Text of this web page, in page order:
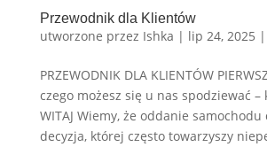
Przewodnik dla Klientów
utworzone przez Ishka | lip 24, 2025 |
PRZEWODNIK DLA KLIENTÓW
czego możesz się u nas spodziewać –
WITAJ Wiemy, że oddanie
decyzja, której często towarzyszy